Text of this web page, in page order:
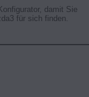
damit Sie
für sich finden.